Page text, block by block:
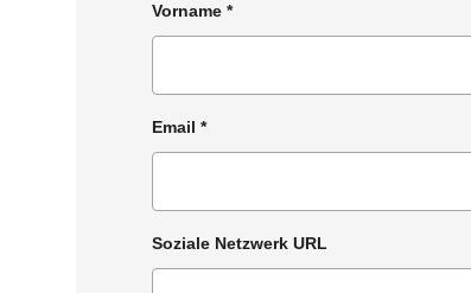
Vorname *
Email *
Soziale Netzwerk URL